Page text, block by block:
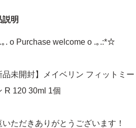
説明
. o Purchase welcome o .｡.:*☆
品未開封】メイベリン フィットミ
R 120 30ml 1個
いただきありがとうございます！